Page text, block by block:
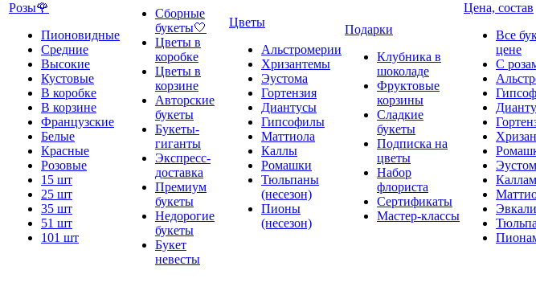
Розы🌹
Пионовидные
Средние
Высокие
Кустовые
В коробке
В корзине
Французские
Белые
Красные
Розовые
15 шт
25 шт
35 шт
51 шт
101 шт
Сборные
букеты🤍
Цветы в
коробке
Цветы в
корзине
Авторские
букеты
Букеты-
гиганты
Экспресс-
доставка
Премиум
букеты
Недорогие
букеты
Букет
невесты
Цветы
Альстромерии
Хризантемы
Эустома
Гортензия
Диантусы
Гипсофилы
Маттиола
Каллы
Ромашки
Тюльпаны
(несезон)
Пионы
(несезон)
Подарки
Клубника в
шоколаде
Фруктовые
корзины
Сладкие
букеты
Подписка на
цветы
Набор
флориста
Сертификаты
Мастер-классы
Цена, состав
Все
цене
С